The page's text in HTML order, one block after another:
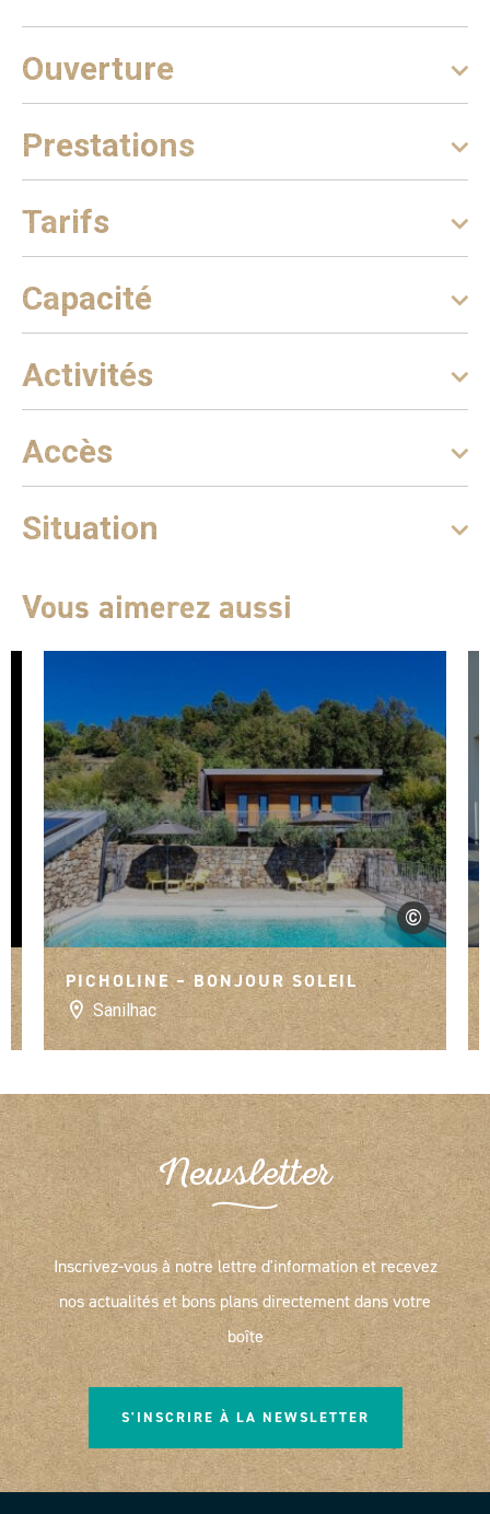
Ouverture
Prestations
Tarifs
Capacité
Activités
Accès
Situation
Vous aimerez aussi
©
Gîtes de
PICHOLINE – BONJOUR SOLEIL
Sanilhac
Newsletter
Inscrivez-vous à notre lettre d'information et recevez
nos actualités et bons plans directement dans votre
boîte
S'INSCRIRE À LA NEWSLETTER